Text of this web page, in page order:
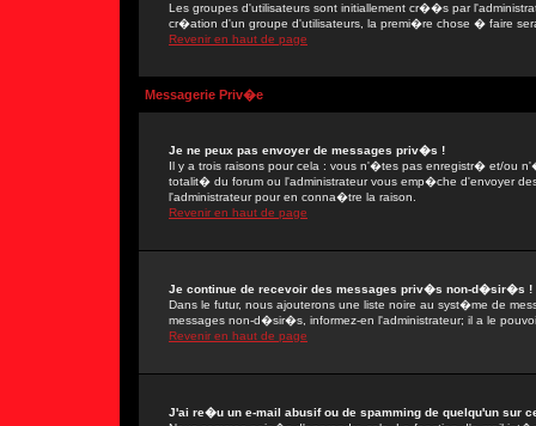
Les groupes d'utilisateurs sont initiallement cr��s par
cr�ation d'un groupe d'utilisateurs, la premi�re chose � faire
Revenir en haut de page
Messagerie Priv�e
Je ne peux pas envoyer de messages priv�s !
Il y a trois raisons pour cela : vous n'�tes pas enregistr� et/ou
totalit� du forum ou l'administrateur vous emp�che d'envoyer
l'administrateur pour en conna�tre la raison.
Revenir en haut de page
Je continue de recevoir des messages priv�s non-d�sir�s !
Dans le futur, nous ajouterons une liste noire au syst�me de
messages non-d�sir�s, informez-en l'administrateur; il a le
Revenir en haut de page
J'ai re�u un e-mail abusif ou de spamming de quelqu'un sur